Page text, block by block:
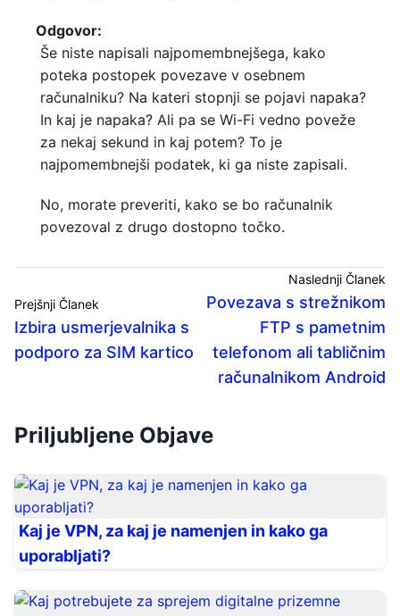
Odgovor:
Še niste napisali najpomembnejšega, kako
poteka postopek povezave v osebnem
računalniku? Na kateri stopnji se pojavi napaka?
In kaj je napaka? Ali pa se Wi-Fi vedno poveže
za nekaj sekund in kaj potem? To je
najpomembnejši podatek, ki ga niste zapisali.
No, morate preveriti, kako se bo računalnik
povezoval z drugo dostopno točko.
Prejšnji Članek
Izbira usmerjevalnika s
podporo za SIM kartico
Naslednji Članek
Povezava s strežnikom
FTP s pametnim
telefonom ali tabličnim
računalnikom Android
Priljubljene Objave
Kaj je VPN, za kaj je namenjen in kako ga
uporabljati?